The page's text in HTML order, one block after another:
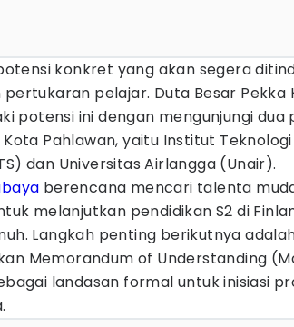
konkret yang akan segera
pertukaran pelajar. Duta Besar Pekka
potensi ini dengan mengunjungi dua
Pahlawan, yaitu Institut Teknologi
dan Universitas Airlangga (Unair).
berencana mencari talenta
melanjutkan pendidikan S2 di
Langkah penting berikutnya
Memorandum of Understanding
landasan formal untuk inisiasi